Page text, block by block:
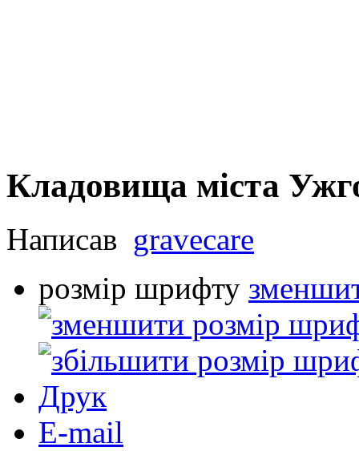
Кладовища міста
Написав gravecare
розмір шрифту
Друк
E-mail